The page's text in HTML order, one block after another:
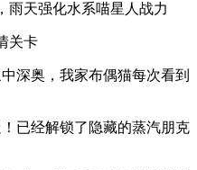
雨天强化水系喵星人战力
关卡
深奥，我家布偶猫每次看到
已经解锁了隐藏的蒸汽朋克